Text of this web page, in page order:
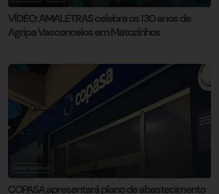
VÍDEO: AMALETRAS celebra os 130 anos de
Agripa Vasconcelos em Matozinhos
PEDRO LEOPOLDO
COPASA apresentará plano de abastecimento